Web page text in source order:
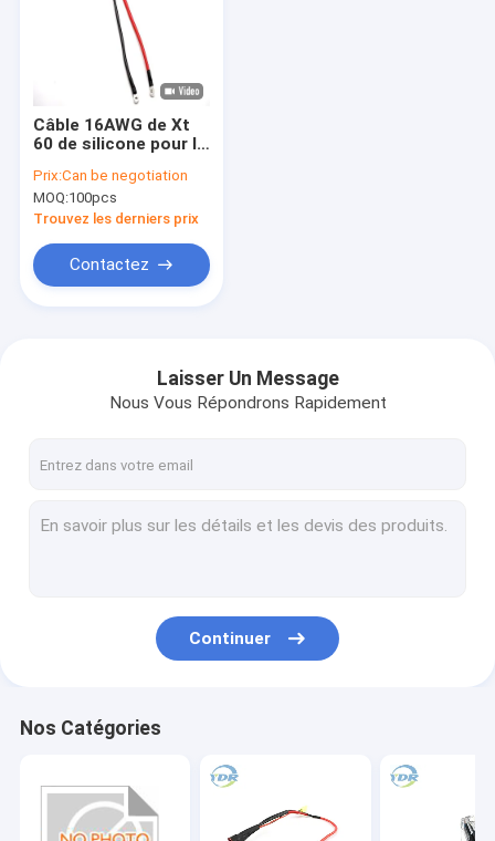
Câble 16AWG de Xt
60 de silicone pour le
d'ESC de batterie de
RC Lipo
Prix:Can be negotiation
MOQ:100pcs
Trouvez les derniers prix
Contactez
Laisser Un Message
Nous Vous Répondrons Rapidement
Continuer
Nos Catégories